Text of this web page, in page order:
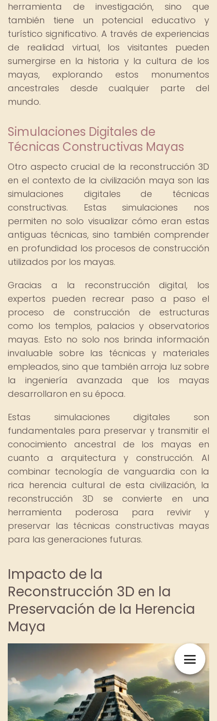
herramienta de investigación, sino que
también tiene un potencial educativo y
turístico significativo. A través de experiencias
de realidad virtual, los visitantes pueden
sumergirse en la historia y la cultura de los
mayas, explorando estos monumentos
ancestrales desde cualquier parte del
mundo.
Simulaciones Digitales de
Técnicas Constructivas Mayas
Otro aspecto crucial de la reconstrucción 3D
en el contexto de la civilización maya son las
simulaciones digitales de técnicas
constructivas. Estas simulaciones nos
permiten no solo visualizar cómo eran estas
antiguas técnicas, sino también comprender
en profundidad los procesos de construcción
utilizados por los mayas.
Gracias a la reconstrucción digital, los
expertos pueden recrear paso a paso el
proceso de construcción de estructuras
como los templos, palacios y observatorios
mayas. Esto no solo nos brinda información
invaluable sobre las técnicas y materiales
empleados, sino que también arroja luz sobre
la ingeniería avanzada que los mayas
desarrollaron en su época.
Estas simulaciones digitales son
fundamentales para preservar y transmitir el
conocimiento ancestral de los mayas en
cuanto a arquitectura y construcción. Al
combinar tecnología de vanguardia con la
rica herencia cultural de esta civilización, la
reconstrucción 3D se convierte en una
herramienta poderosa para revivir y
preservar las técnicas constructivas mayas
para las generaciones futuras.
Impacto de la
Reconstrucción 3D en la
Preservación de la Herencia
Maya